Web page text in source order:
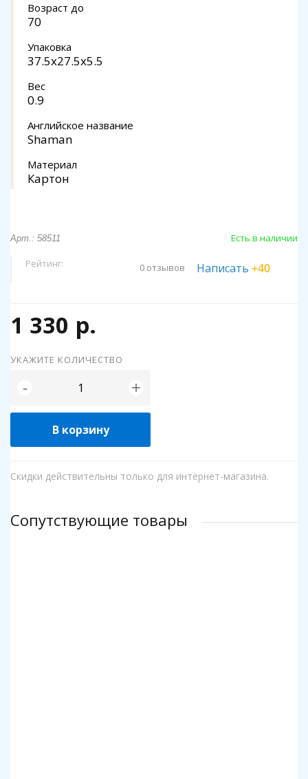
Возраст до
70
Упаковка
37.5x27.5x5.5
Вес
0.9
Английское название
Shaman
Материал
Картон
Арт.: 58511 Есть в наличии
Рейтинг: 0 отзывов Написать +40
1 330 р.
УКАЖИТЕ КОЛИЧЕСТВО
- +
В корзину
Скидки действительны только для интернет-магазина.
Сопутствующие товары